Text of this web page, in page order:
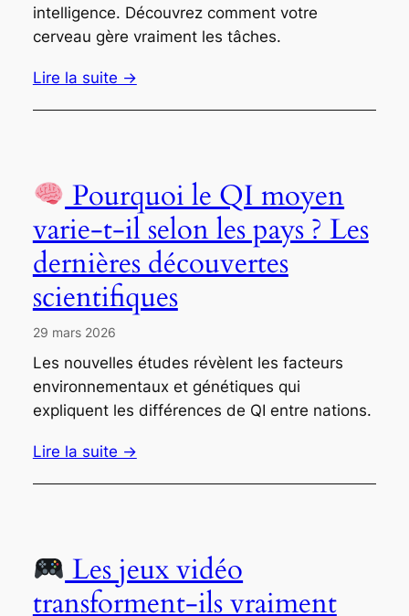
intelligence. Découvrez comment votre
cerveau gère vraiment les tâches.
Lire la suite →
Pourquoi le QI moyen
varie-t-il selon les pays ? Les
dernières découvertes
scientifiques
29 mars 2026
Les nouvelles études révèlent les facteurs
environnementaux et génétiques qui
expliquent les différences de QI entre nations.
Lire la suite →
Les jeux vidéo
transforment-ils vraiment